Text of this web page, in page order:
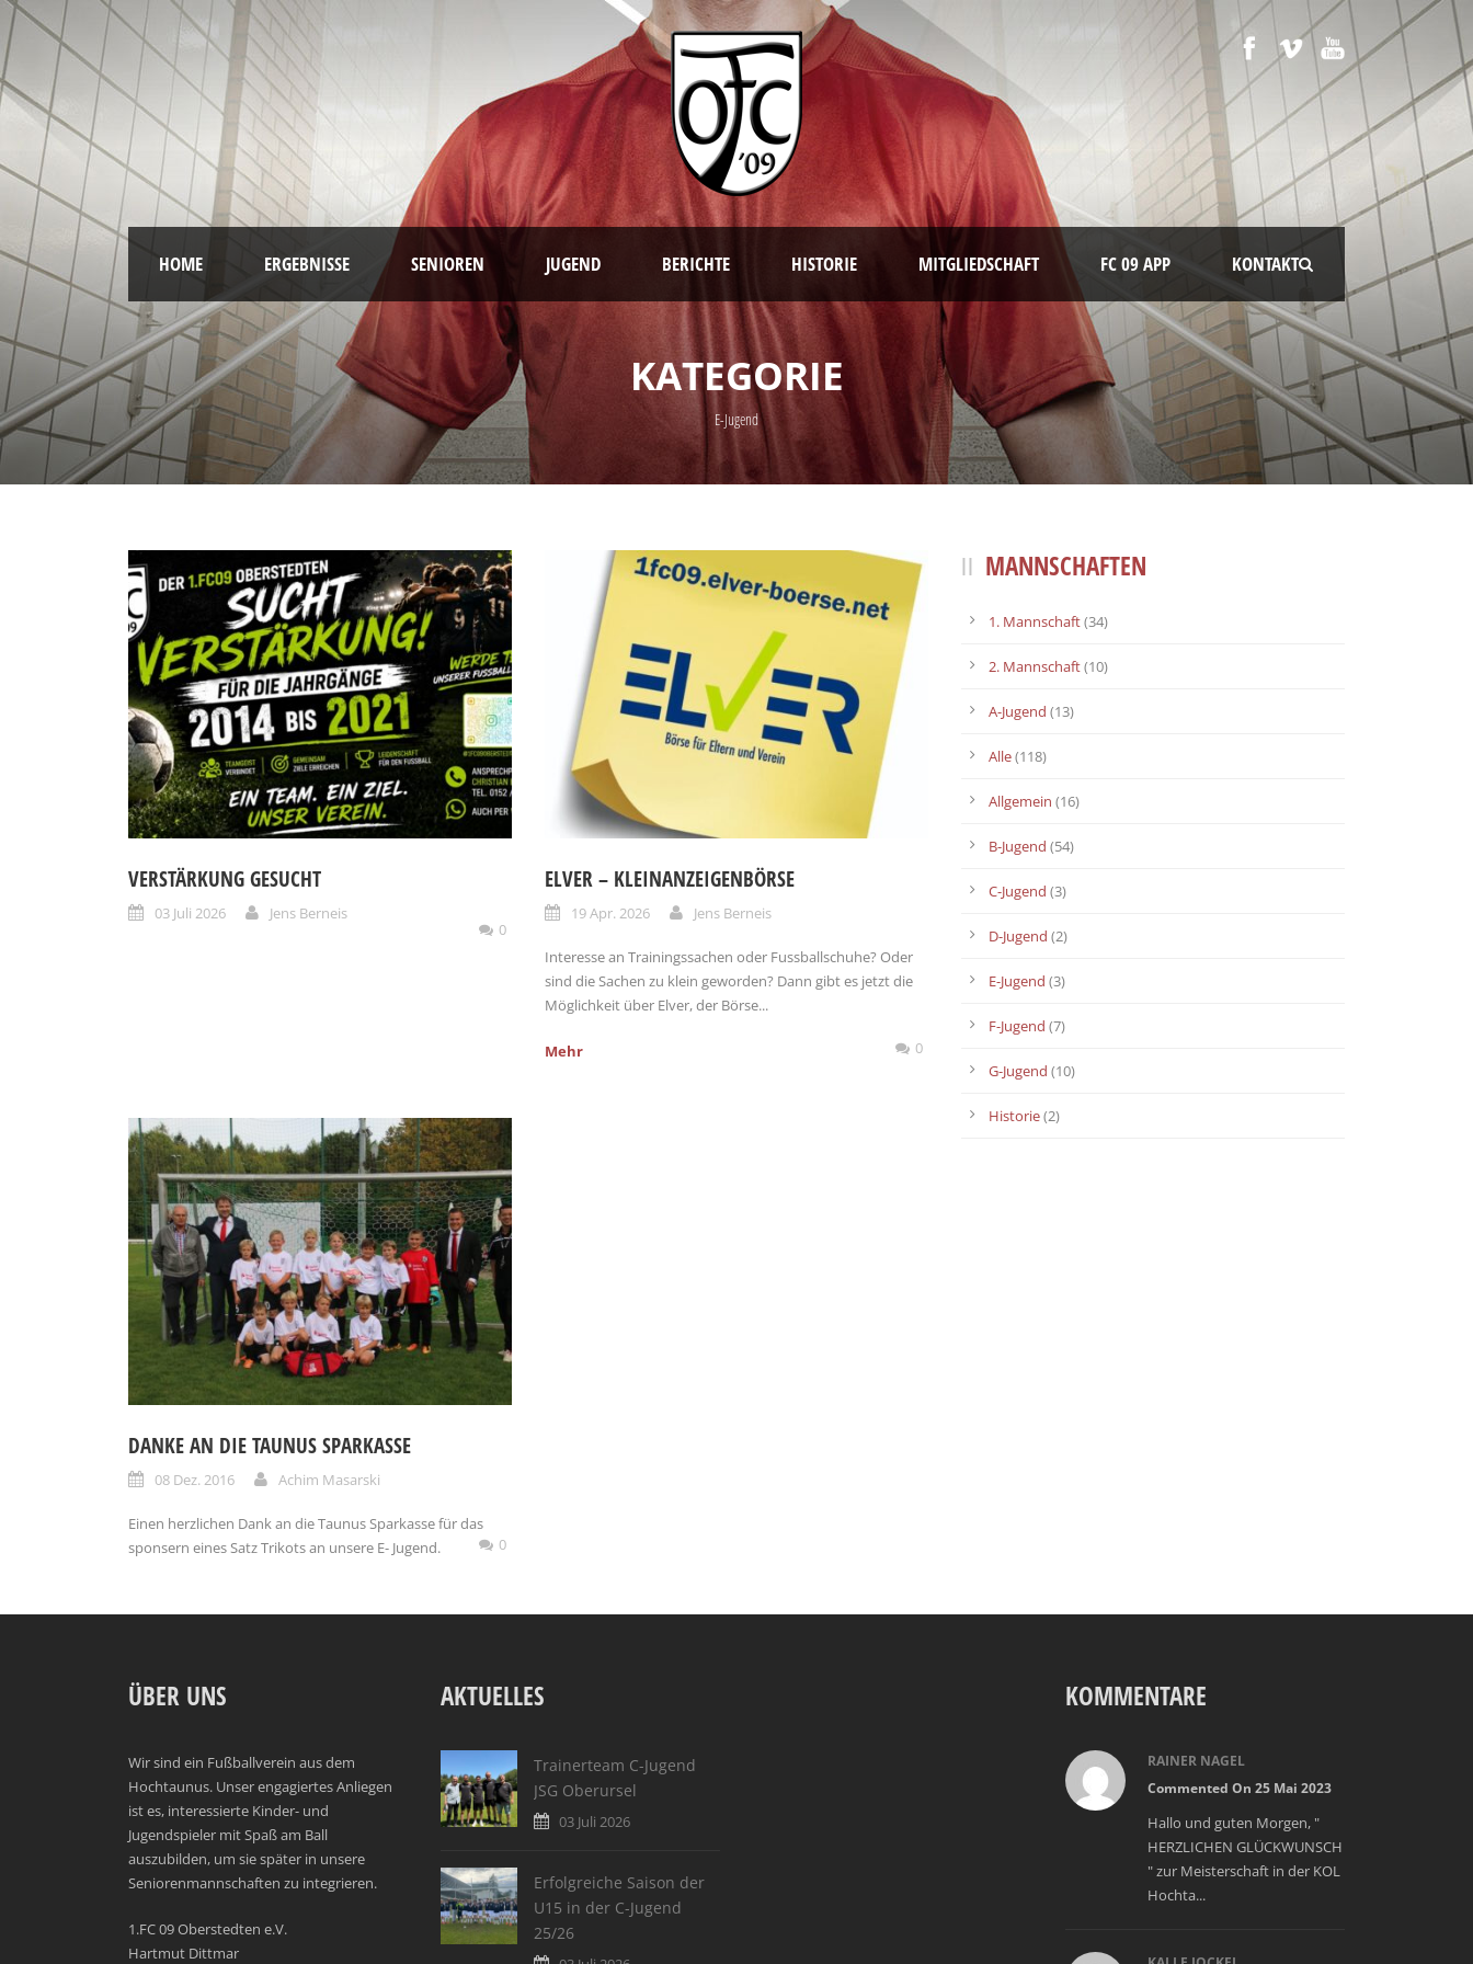
HOME ERGEBNISSE SENIOREN JUGEND BERICHTE HISTORIE MITGLIEDSCHAFT FC 09 APP KONTAKT
KATEGORIE
E-Jugend
VERSTÄRKUNG GESUCHT
03 Juli 2026
Jens Berneis
0
ELVER – KLEINANZEIGENBÖRSE
19 Apr. 2026 Jens Berneis
Interesse an Trainingssachen oder Fussballschuhe? Oder
sind die Sachen zu klein geworden? Dann gibt es jetzt die
Möglichkeit über Elver, der Börse...
Mehr 0
DANKE AN DIE TAUNUS SPARKASSE
08 Dez. 2016 Achim Masarski
Einen herzlichen Dank an die Taunus Sparkasse für das
sponsern eines Satz Trikots an unsere E- Jugend.
0
MANNSCHAFTEN
1. Mannschaft(34)
2. Mannschaft(10)
A-Jugend (13)
Alle(118)
Allgemein (16)
B-Jugend (54)
C-Jugend (3)
D-Jugend (2)
E-Jugend (3)
F-Jugend (7)
G-Jugend (10)
Historie(2)
ÜBER UNS
Wir sind ein Fußballverein aus dem
Hochtaunus. Unser engagiertes Anliegen
ist es, interessierte Kinder- und
Jugendspieler mit Spaß am Ball
auszubilden, um sie später in unsere
Seniorenmannschaften zu integrieren.
1.FC 09 Oberstedten e.V.
Hartmut Dittmar
AKTUELLES
Trainerteam C-Jugend
JSG Oberursel
03 Juli 2026
Erfolgreiche Saison der
U15 in der C-Jugend
25/26
KOMMENTARE
RAINER NAGEL
Commented On 25 Mai 2023
Hallo und guten Morgen, "
HERZLICHEN GLÜCKWUNSCH
" zur Meisterschaft in der KOL
Hochta...